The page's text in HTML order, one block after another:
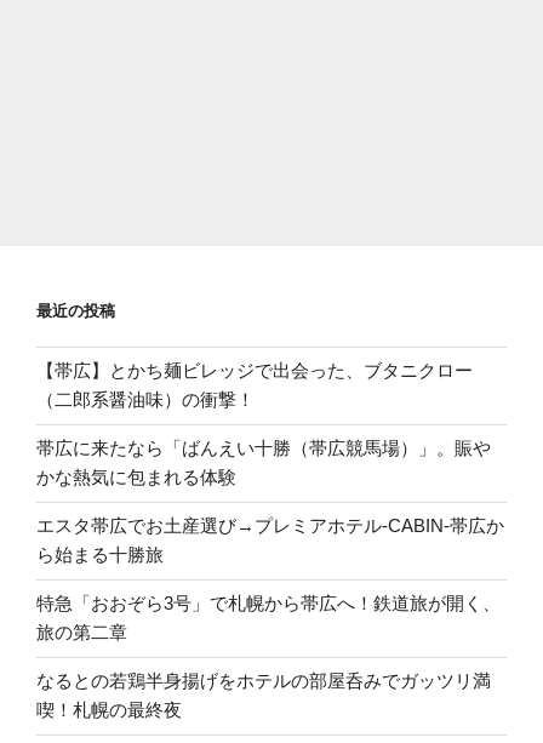
最近の投稿
【帯広】とかち麺ビレッジで出会った、ブタニクロー
（二郎系醤油味）の衝撃！
帯広に来たなら「ばんえい十勝（帯広競馬場）」。賑や
かな熱気に包まれる体験
エスタ帯広でお土産選び→プレミアホテル-CABIN-帯広か
ら始まる十勝旅
特急「おおぞら3号」で札幌から帯広へ！鉄道旅が開く、
旅の第二章
なるとの若鶏半身揚げをホテルの部屋呑みでガッツリ満
喫！札幌の最終夜